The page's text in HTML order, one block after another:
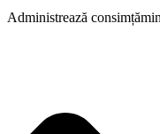
Administrează